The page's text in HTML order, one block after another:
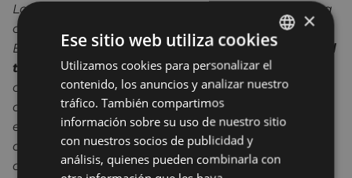
Los creadores de Imprebís y los productores de ‘La
cena de los idiotas’, ‘La ratonera’ y ‘Taxi’, traen a
Eibar
la obramás representada en la historia del
teatro en Estados Unidos.Se trata de una
comedia policíaca para morirse de risa. Un
asesinato con cuatro sospechosos y dos policías
encerrados en una peluquería, donde el público
decide quién es el asesino. Cada día un final
diferente para una obra que ya ha entrado en el
BASQUE
SPANISH
×
Ese sitio web utiliza cookies
Utilizamos cookies para personalizar el
contenido, los anuncios y analizar nuestro
tráfico. También compartimos
información sobre su uso de nuestro sitio
con nuestros socios de publicidad y
análisis, quienes pueden combinarla con